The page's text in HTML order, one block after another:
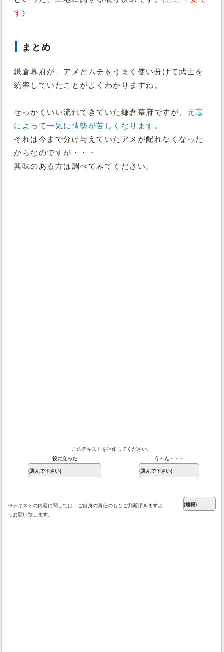
す)
まとめ
鎌倉幕府が、アメとムチをうまく使い分けて武士を
統率していたことがよくわかりますね。
せっかくいい流れできていた鎌倉幕府ですが、 元寇
によって一気に情勢が苦しくなります。
それは今まで分け与えていたアメが配れなくなった
からなのですが・・・
興味のある方は調べてみてください。
このテキストを評価してください。
役に立った
う～ん・・・
※テキストの内容に関しては、ご自身の責任のもとご判断頂きますよ
うお願い致します。